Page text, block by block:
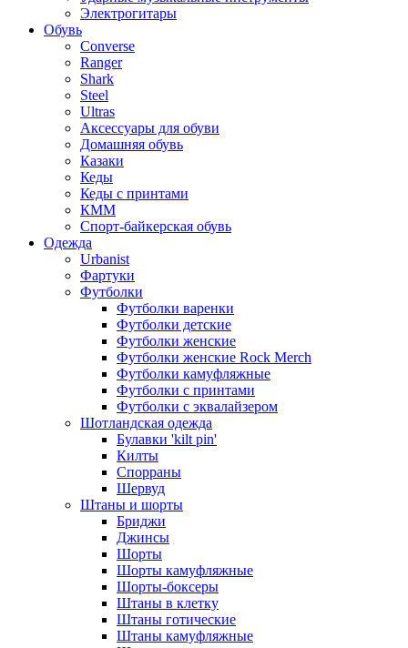
Электрогитары
Обувь
Converse
Ranger
Shark
Steel
Ultras
Аксессуары для обуви
Домашняя обувь
Казаки
Кеды
Кеды с принтами
КММ
Спорт-байкерская обувь
Одежда
Urbanist
Фартуки
Футболки
Футболки варенки
Футболки детские
Футболки женские
Футболки женские Rock Merch
Футболки камуфляжные
Футболки с принтами
Футболки с эквалайзером
Шотландская одежда
Булавки 'kilt pin'
Килты
Спорраны
Шервуд
Штаны и шорты
Бриджи
Джинсы
Шорты
Шорты камуфляжные
Шорты-боксеры
Штаны в клетку
Штаны готические
Штаны камуфляжные